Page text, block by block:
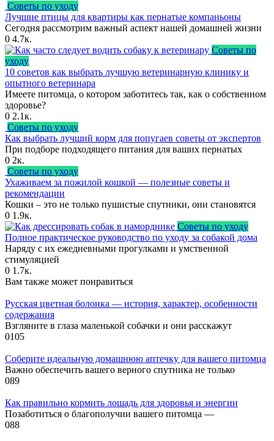
Советы по уходу
Лучшие птицы для квартиры как пернатые компаньоны
Сегодня рассмотрим важный аспект нашей домашней жизни
0 4.7к.
Советы по
уходу
10 советов как выбрать лучшую ветеринарную клинику и
опытного ветеринара
Имеете питомца, о котором заботитесь так, как о собственном
здоровье?
0 2.1к.
Советы по уходу
Как выбрать лучший корм для попугаев советы от экспертов
При подборе подходящего питания для ваших пернатых
0 2к.
Советы по уходу
Ухаживаем за пожилой кошкой — полезные советы и
рекомендации
Кошки – это не только пушистые спутники, они становятся
0 1.9к.
Советы по уходу
Полное практическое руководство по уходу за собакой дома
Наряду с их ежедневными прогулками и умственной
стимуляцией
0 1.7к.
Вам также может понравиться
Русская цветная болонка — история, характер, особенности
содержания
Взгляните в глаза маленькой собачки и они расскажут
0105
Соберите идеальную домашнюю аптечку для вашего питомца
Важно обеспечить вашего верного спутника не только
089
Как правильно кормить лошадь для здоровья и энергии
Позаботиться о благополучии вашего питомца —
088